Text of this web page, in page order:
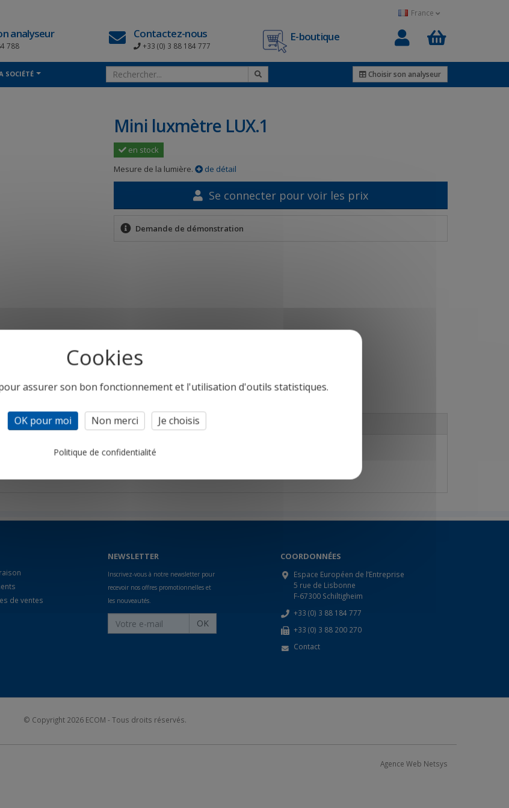
France
analyseur
788
Contactez-nous
+33 (0) 3 88 184 777
E-boutique
0
SOCIÉTÉ Choisir son analyseur
Mini luxmètre LUX.1
en stock
Mesure de la lumière.
de détail
Se connecter pour voir les prix
Demande de démonstration
de ventes
NEWSLETTER
Inscrivez-vous à notre newsletter pour
recevoir nos offres promotionnelles et
les nouveautés.
OK
COORDONNÉES
Espace Européen de l’Entreprise
5 rue de Lisbonne
F-67300 Schiltigheim
+33 (0) 3 88 184 777
+33 (0) 3 88 200 270
Contact
© Copyright 2026 ECOM - Tous droits réservés.
Agence Web Netsys
assurer son bon fonctionnement et l'utilisation d'outils statistiques.
OK pour moi Non merci Je choisis
Politique de confidentialité